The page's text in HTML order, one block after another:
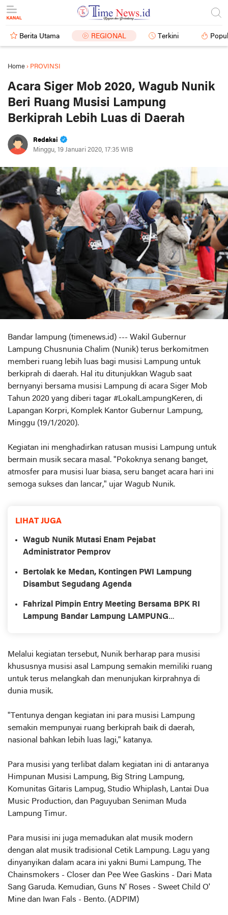
Berita Utama REGIONAL Terkini
Home › PROVINSI
Acara Siger Mob 2020, Wagub Nunik
Beri Ruang Musisi Lampung
Berkiprah Lebih Luas di Daerah
Redaksi
Minggu, 19 Januari 2020, 17:35 WIB
Bandar lampung (timenews.id) --- Wakil Gubernur
Lampung Chusnunia Chalim (Nunik) terus berkomitmen
memberi ruang lebih luas bagi musisi Lampung untuk
berkiprah di daerah. Hal itu ditunjukkan Wagub saat
bernyanyi bersama musisi Lampung di acara Siger Mob
Tahun 2020 yang diberi tagar #LokalLampungKeren, di
Lapangan Korpri, Komplek Kantor Gubernur Lampung,
Minggu (19/1/2020).
Kegiatan ini menghadirkan ratusan musisi Lampung untuk
bermain musik secara masal. "Pokoknya senang banget,
atmosfer para musisi luar biasa, seru banget acara hari ini
semoga sukses dan lancar," ujar Wagub Nunik.
LIHAT JUGA
Wagub Nunik Mutasi Enam Pejabat
Administrator Pemprov
Bertolak ke Medan, Kontingen PWI Lampung
Disambut Segudang Agenda
Fahrizal Pimpin Entry Meeting Bersama BPK RI
Lampung Bandar Lampung LAMPUNG
Melalui kegiatan tersebut, Nunik berharap para musisi
khususnya musisi asal Lampung semakin memiliki ruang
untuk terus melangkah dan menunjukan kirprahnya di
dunia musik.
"Tentunya dengan kegiatan ini para musisi Lampung
semakin mempunyai ruang berkiprah baik di daerah,
nasional bahkan lebih luas lagi," katanya.
Para musisi yang terlibat dalam kegiatan ini di antaranya
Himpunan Musisi Lampung, Big String Lampung,
Komunitas Gitaris Lampug, Studio Whiplash, Lantai Dua
Music Production, dan Paguyuban Seniman Muda
Lampung Timur.
Para musisi ini juga memadukan alat musik modern
dengan alat musik tradisional Cetik Lampung. Lagu yang
dinyanyikan dalam acara ini yakni Bumi Lampung, The
Chainsmokers - Closer dan Pee Wee Gaskins - Dari Mata
Sang Garuda. Kemudian, Guns N' Roses - Sweet Child O'
Mine dan Iwan Fals - Bento. (ADPIM)